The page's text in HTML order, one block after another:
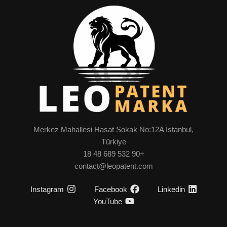
Merkez Mahallesi Hasat Sokak No:12A İstanbul,
Türkiye
+90 532 689 48 18
contact@leopatent.com
Linkedin
Facebook
Instagram
YouTube